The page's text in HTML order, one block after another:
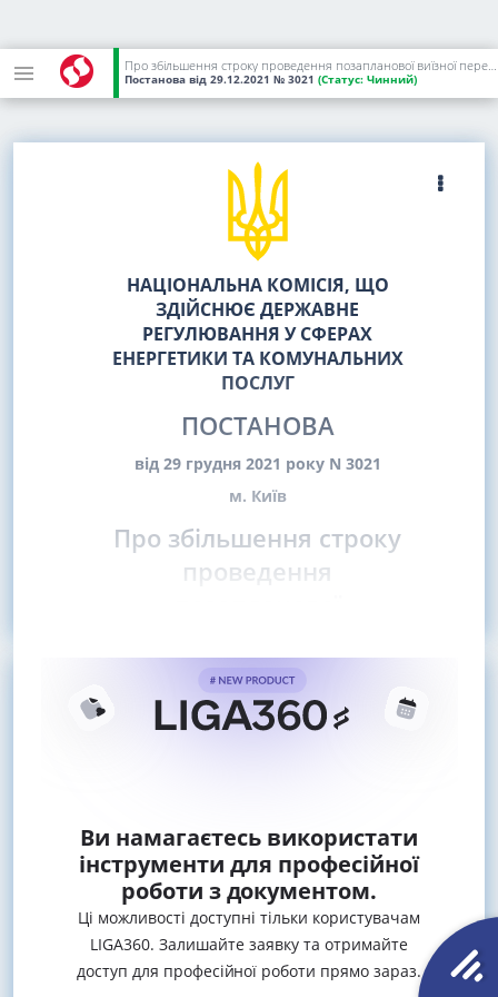
Про збільшення строку проведення позапланової виїзної перевірки АТ "ЧЕРНІГІВГАЗ"
Постанова від 29.12.2021 № 3021 (Статус: Чинний)
НАЦІОНАЛЬНА КОМІСІЯ, ЩО
ЗДІЙСНЮЄ ДЕРЖАВНЕ
РЕГУЛЮВАННЯ У СФЕРАХ
ЕНЕРГЕТИКИ ТА КОМУНАЛЬНИХ
ПОСЛУГ
ПОСТАНОВА
від 29 грудня 2021 року N 3021
м. Київ
Про збільшення строку
проведення
Ви намагаєтесь використати
інструменти для професійної
роботи з документом.
Ці можливості доступні тільки користувачам
LIGA360. Залишайте заявку та отримайте
доступ для професійної роботи прямо зараз.